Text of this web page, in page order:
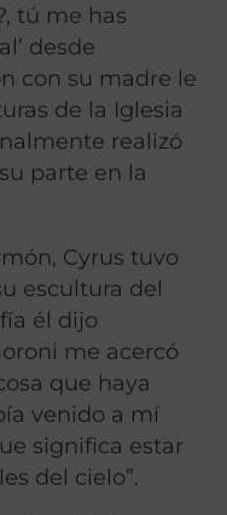
tú me has
desde
con su madre le
de la Iglesia
realizó
parte en la
Cyrus tuvo
escultura del
él dijo
me acercó
que haya
venido a mí
significa estar
del cielo”.